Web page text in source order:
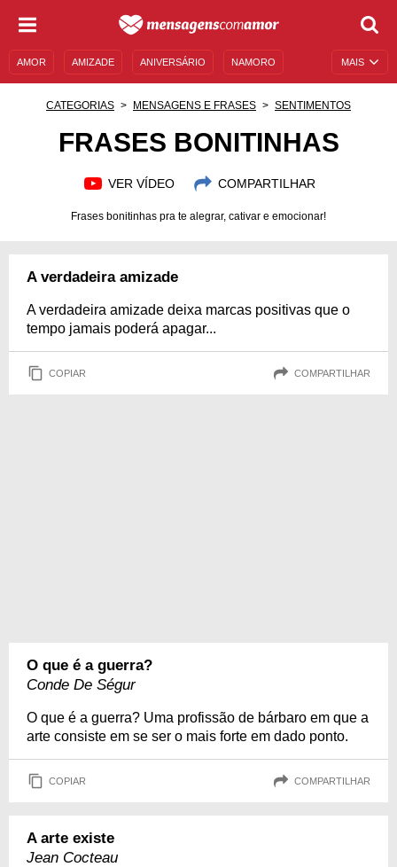
MAIS
AMOR AMIZADE ANIVERSÁRIO NAMORO
CATEGORIAS MENSAGENS E FRASES SENTIMENTOS
FRASES BONITINHAS
VER VÍDEO COMPARTILHAR
Frases bonitinhas pra te alegrar, cativar e emocionar!
A verdadeira amizade
A verdadeira amizade deixa marcas positivas que o
tempo jamais poderá apagar...
COPIAR COMPARTILHAR
O que é a guerra?
Conde De Ségur
O que é a guerra? Uma profissão de bárbaro em que a
arte consiste em se ser o mais forte em dado ponto.
COPIAR COMPARTILHAR
A arte existe
Jean Cocteau